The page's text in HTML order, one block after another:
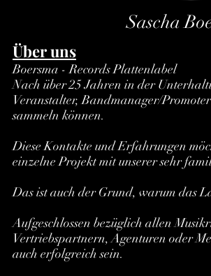
Sascha
Über uns
Boersma - Records Plattenlabel
Nach über 25 Jahren in der
Veranstalter, Bandmanager/
sammeln können.
Diese Kontakte und Erfahrungen
einzelne Projekt mit unserer sehr
Das ist auch der Grund, warum das
Aufgeschlossen bezüglich allen
Vertriebspartnern, Agenturen oder
auch erfolgreich sein.